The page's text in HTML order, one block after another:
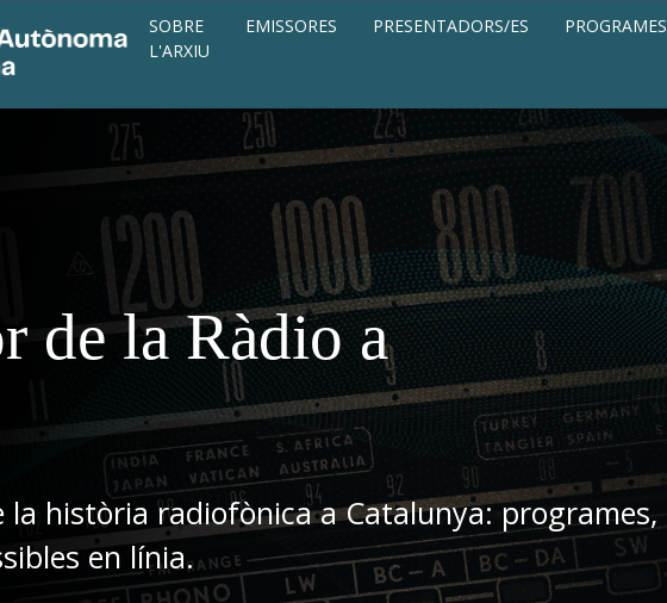
SOBRE
L'ARXIU
EMISSORES PRESENTADORS/ES PROGRAMES
de la Ràdio a
la història radiofònica a Catalunya: programes,
en línia.